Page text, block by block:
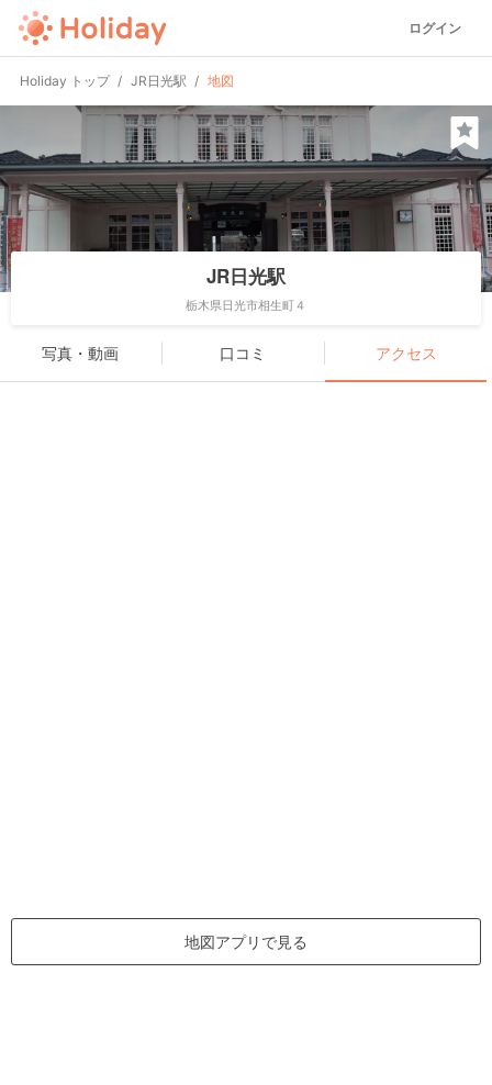
ログイン
Holiday トップ JR日光駅 地図
JR日光駅
栃木県日光市相生町４
写真・動画 口コミ アクセス
地図アプリで見る